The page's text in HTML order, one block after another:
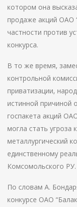
котором она
продаже акций ОАО
частности против
конкурса.
В то же время,
контрольной
приватизации,
истинной причиной
госпакета акций
могла стать угроза
металлургический
единственному
Комсомольского РУ.
По словам А.
конкурсе ОАО